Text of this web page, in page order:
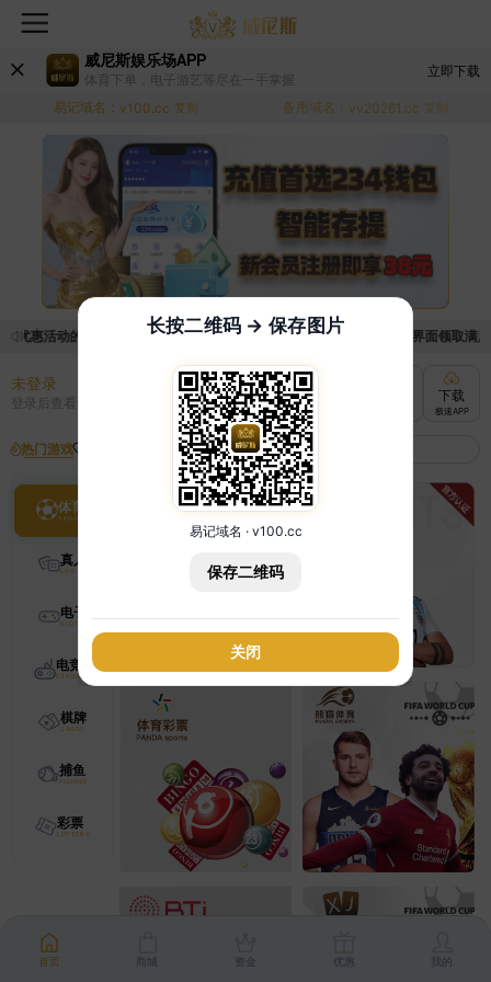
威尼斯娱乐场APP
体育下单，电子游艺等尽在一手掌握
立即下载
易记域名： v100.cc 复制 备用域名： vv20261.cc 复制
优惠活动的手续麻烦，已新增优惠系统，现在可以前往【福利中心】界面领取满
未登录
登录后查看 充值
快速到账
下载
极速APP
热门游戏
体育
真人
电子
电竞
棋牌
捕鱼
彩票
首页 商城 资金 优惠 我的
长按二维码 → 保存图片
易记域名 · v100.cc
保存二维码
关闭